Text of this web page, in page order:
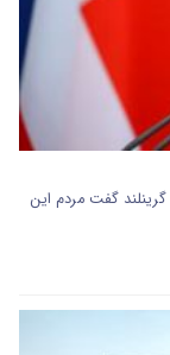
گفت مردم این